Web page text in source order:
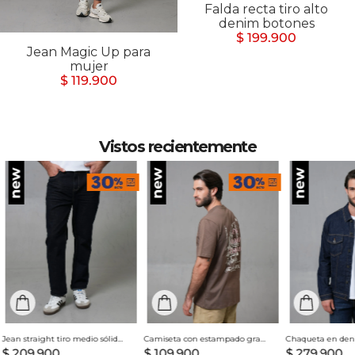
Jean Magic Up para
mujer
$ 119.900
Falda recta tiro alto
denim botones
$ 199.900
Vistos recientemente
Jean straight tiro medio sólido para hombre Camiseta con estampado grande en espalda para hombre